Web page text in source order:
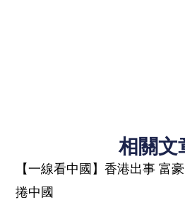
相關文
【一線看中國】香港出事 富
捲中國